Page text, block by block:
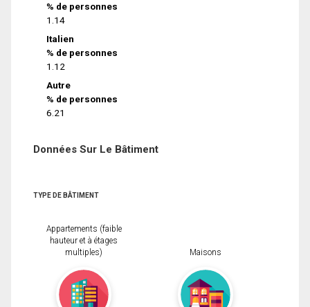
% de personnes
1.14
Italien
% de personnes
1.12
Autre
% de personnes
6.21
Données Sur Le Bâtiment
TYPE DE BÂTIMENT
Appartements (faible
hauteur et à étages
multiples)
Maisons